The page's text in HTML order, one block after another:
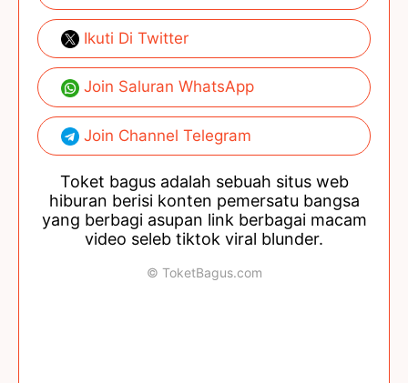
Ikuti Di Twitter
Join Saluran WhatsApp
Join Channel Telegram
Toket bagus adalah sebuah situs web
hiburan berisi konten pemersatu bangsa
yang berbagi asupan link berbagai macam
video seleb tiktok viral blunder.
© ToketBagus.com